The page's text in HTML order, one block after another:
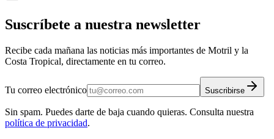
Suscríbete a nuestra newsletter
Recibe cada mañana las noticias más importantes de Motril y la
Costa Tropical, directamente en tu correo.
Tu correo electrónico Suscribirse
Sin spam. Puedes darte de baja cuando quieras. Consulta nuestra
política de privacidad.